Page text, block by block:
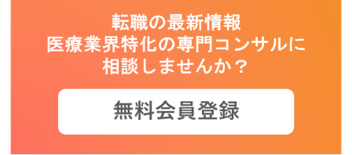
休日休暇
完全週休二日制（土日曜日）、祝日、夏季休暇、年末年
始、有給休暇、産前産後休暇、介護休暇、年間休日120日
以上
交通費（通勤手当）、退職金制度
健康保険、厚生年金保険、雇用保険、労災保険